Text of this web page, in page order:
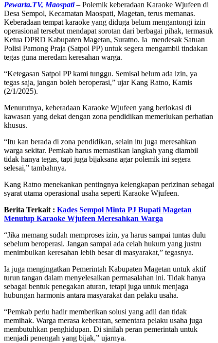
Pewarta.TV, Maospati – Polemik keberadaan Karaoke Wjufeen di
Desa Sempol, Kecamatan Maospati, Magetan, terus memanas.
Keberadaan tempat karaoke yang diduga belum mengantongi izin
operasional tersebut mendapat sorotan dari berbagai pihak, termasuk
Ketua DPRD Kabupaten Magetan, Suratno. Ia mendesak Satuan
Polisi Pamong Praja (Satpol PP) untuk segera mengambil tindakan
tegas guna meredam keresahan warga.
“Ketegasan Satpol PP kami tunggu. Semisal belum ada izin, ya
tegas saja, jangan boleh beroperasi,” ujar Kang Ratno, Kamis
(2/1/2025).
Menurutnya, keberadaan Karaoke Wjufeen yang berlokasi di
kawasan yang dekat dengan zona pendidikan memerlukan perhatian
khusus.
“Itu kan berada di zona pendidikan, selain itu juga meresahkan
warga sekitar. Pemkab harus memastikan langkah yang diambil
tidak hanya tegas, tapi juga bijaksana agar polemik ini segera
selesai,” tambahnya.
Kang Ratno menekankan pentingnya kelengkapan perizinan sebagai
syarat utama operasional usaha seperti Karaoke Wjufeen.
Berita Terkait : Kades Sempol Minta PJ Bupati Magetan
Menutup Karaoke Wjufeen Meresahkan Warga
“Jika memang sudah memproses izin, ya harus sampai tuntas dulu
sebelum beroperasi. Jangan sampai ada celah hukum yang justru
menimbulkan keresahan lebih besar di masyarakat,” tegasnya.
Ia juga mengingatkan Pemerintah Kabupaten Magetan untuk aktif
turun tangan dalam menyelesaikan permasalahan ini. Tidak hanya
sebagai bentuk penegakan aturan, tetapi juga untuk menjaga
hubungan harmonis antara masyarakat dan pelaku usaha.
“Pemkab perlu hadir memberikan solusi yang adil dan tidak
memihak. Warga merasa keberatan, sementara pelaku usaha juga
membutuhkan penghidupan. Di sinilah peran pemerintah untuk
menjadi penengah yang bijak,” ujarnya.